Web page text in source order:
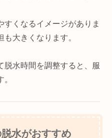
すくなるイメージがありま
大きくなります。
脱水時間を調整すると、服
水がおすすめ